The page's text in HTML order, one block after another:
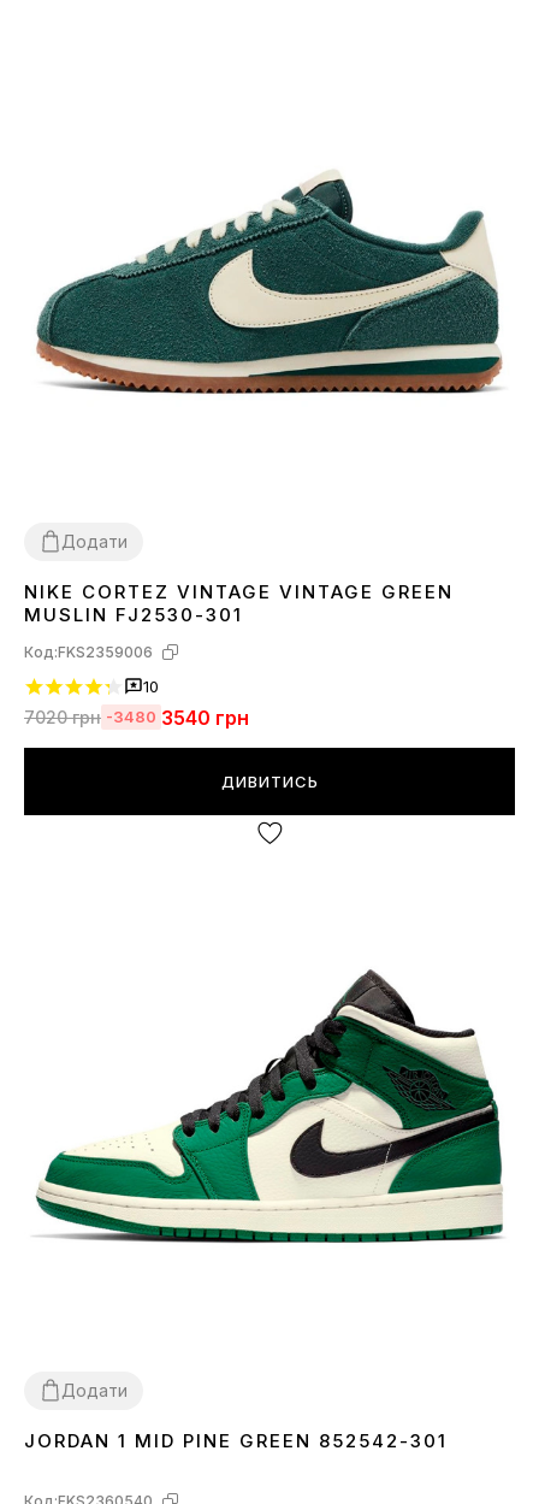
Додати
3637 383940
NIKE CORTEZ VINTAGE VINTAGE GREEN
MUSLIN FJ2530-301
Код:FKS2359006
10
7020грн -3480 3540 грн
ДИВИТИСЬ
Додати
424344
JORDAN 1 MID PINE GREEN 852542-301